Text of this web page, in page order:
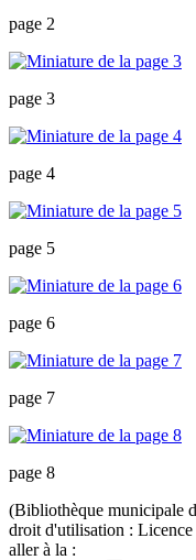
page 2
page 3
page 4
page 5
page 6
page 7
page 8
(Bibliothèque municipale
droit d'utilisation :
aller à la :